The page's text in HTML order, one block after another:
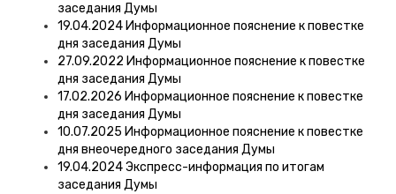
заседания Думы
19.04.2024 Информационное пояснение к повестке
дня заседания Думы
27.09.2022 Информационное пояснение к повестке
дня заседания Думы
17.02.2026 Информационное пояснение к повестке
дня заседания Думы
10.07.2025 Информационное пояснение к повестке
дня внеочередного заседания Думы
19.04.2024 Экспресс-информация по итогам
заседания Думы